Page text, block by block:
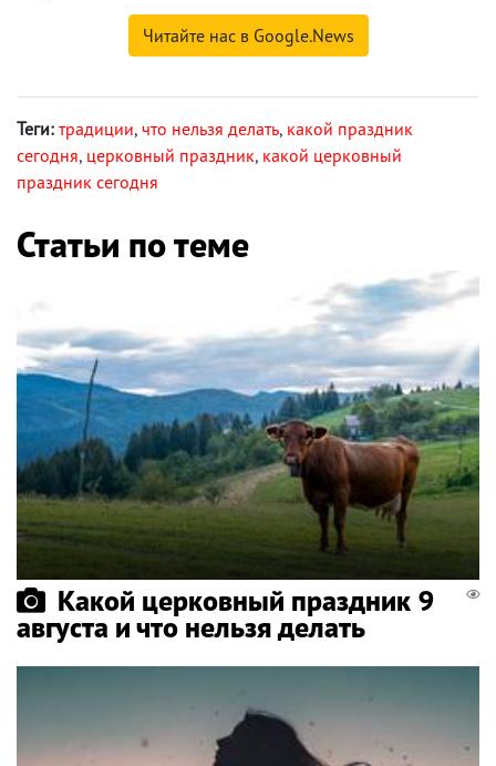
Читайте нас в Google.News
Теги: традиции, что нельзя делать, какой праздник
сегодня, церковный праздник, какой церковный
праздник сегодня
Статьи по теме
Какой церковный праздник 9
августа и что нельзя делать